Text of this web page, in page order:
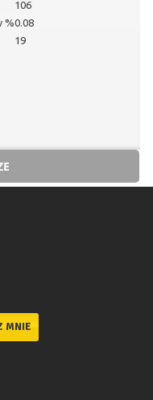
106
%0.08
19